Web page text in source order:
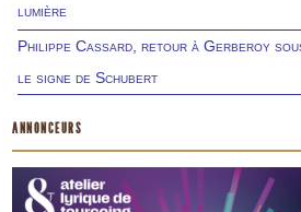
lumière
Philippe Cassard, retour à Gerberoy
le signe de Schubert
ANNONCEURS